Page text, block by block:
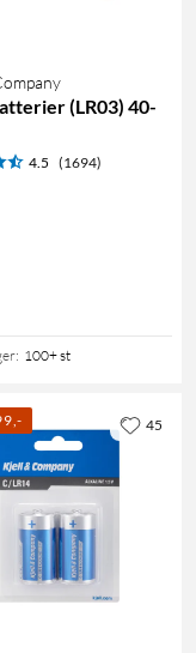
(LR03) 40-
4.5 (1694)
: 100+ st
45